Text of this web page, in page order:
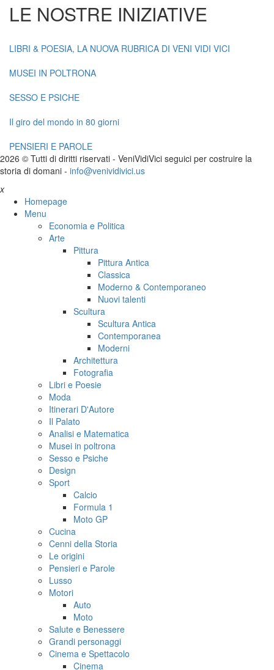
LE NOSTRE INIZIATIVE
LIBRI & POESIA, LA NUOVA RUBRICA DI VENI VIDI VICI
MUSEI IN POLTRONA
SESSO E PSICHE
Il giro del mondo in 80 giorni
PENSIERI E PAROLE
2026 © Tutti di diritti riservati - VeniVidiVici seguici per costruire la
storia di domani - info@venividivici.us
x
Homepage
Menu
Economia e Politica
Arte
Pittura
Pittura Antica
Classica
Moderno & Contemporaneo
Nuovi talenti
Scultura
Scultura Antica
Contemporanea
Moderni
Architettura
Fotografia
Libri e Poesie
Moda
Itinerari D'Autore
Il Palato
Analisi e Matematica
Musei in poltrona
Sesso e Psiche
Design
Sport
Calcio
Formula 1
Moto GP
Cucina
Cenni della Storia
Le origini
Pensieri e Parole
Lusso
Motori
Auto
Moto
Salute e Benessere
Grandi personaggi
Cinema e Spettacolo
Cinema